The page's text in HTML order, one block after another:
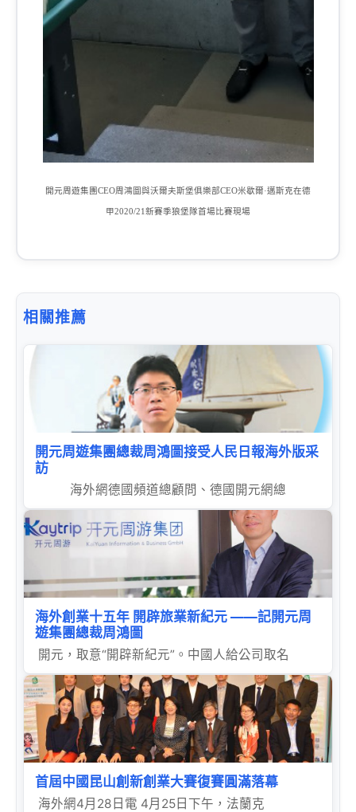
開元周遊集團CEO周鴻圖與沃爾夫斯堡俱樂部CEO米歇爾·邁斯克在德
甲2020/21 新賽季狼堡隊首場比賽現場
相關推薦
開元周遊集團總裁周鴻圖接受人民日報海外版采
訪
海外網德國頻道總顧問、德國開元網總
海外創業十五年 開辟旅業新紀元 ——記開元周
遊集團總裁周鴻圖
開元，取意“開辟新紀元”。中國人給公司取名
首屆中國昆山創新創業大賽復賽圓滿落幕
海外網4月28日電 4月25日下午，法蘭克